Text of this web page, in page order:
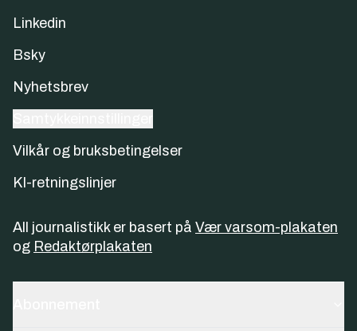
Linkedin
Bsky
Nyhetsbrev
Vilkår og bruksbetingelser
KI-retningslinjer
All journalistikk er basert på Vær varsom-plakaten
og Redaktørplakaten